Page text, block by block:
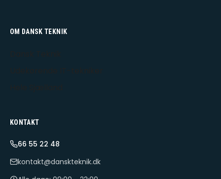
OM DANSK TEKNIK
KONTAKT
66 55 22 48
kontakt@danskteknik.dk